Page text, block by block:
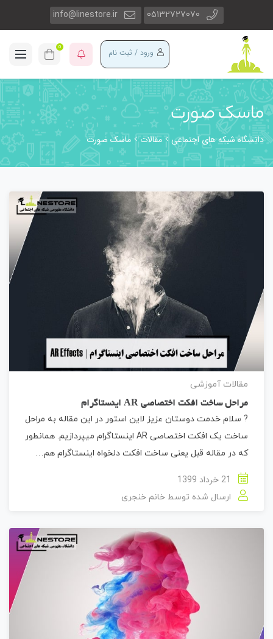
05132727070
info@linestore.ir
ورود / ثبت نام 0
ماسک صورت
دانشگاه شبکه های اجتماعی مقالات ماسک صورت
مقالات آموزشی
مراحل ساخت افکت اختصاصی AR اینستاگرام
? سلام خدمت دوستان عزیز لاین استور در این مقاله به مراحل
ساخت یک افکت اختصاصی AR اینستاگرام میپردازیم. همانطور
که در مقاله قبل یعنی ساخت افکت دلخواه اینستاگرام هم…
ارسال شده توسط خانم خنجری